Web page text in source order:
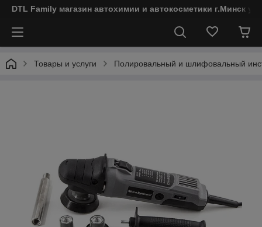
DTL Family магазин автохимии и автокосметики г.Минск
Товары и услуги Полировальный и шлифовальный